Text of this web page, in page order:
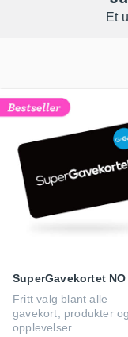
Et
SuperGavekortet NO
Fritt valg blant alle
gavekort, produkter og
opplevelser